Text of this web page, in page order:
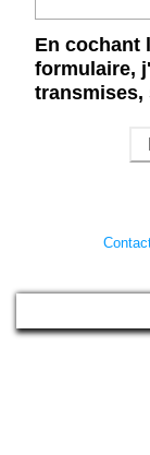
En cochant
formulaire,
transmises,